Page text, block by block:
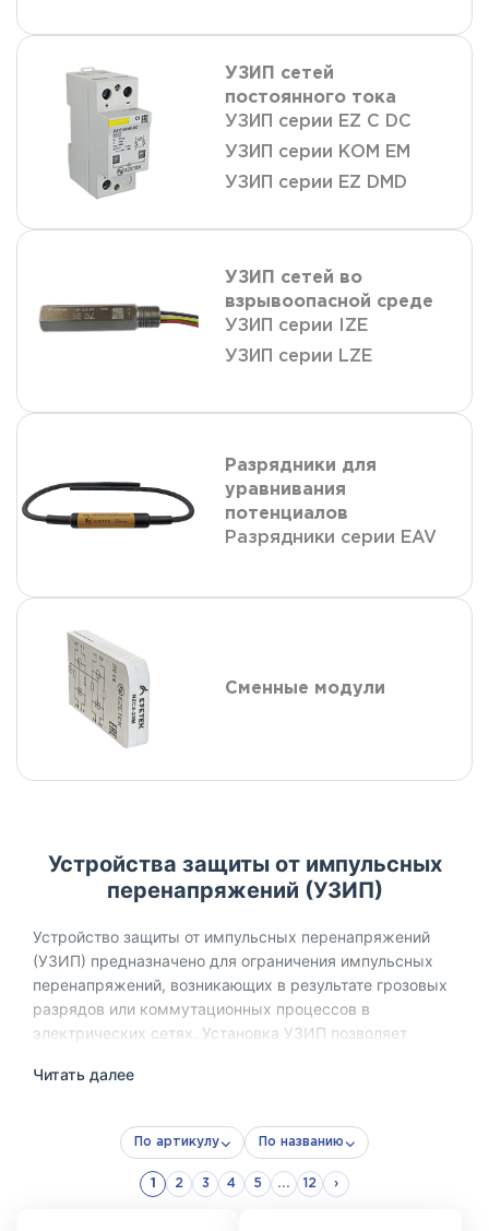
УЗИП сетей
постоянного тока
УЗИП серии EZ C DC
УЗИП серии КОМ ЕМ
УЗИП серии EZ DMD
УЗИП сетей во
взрывоопасной среде
УЗИП серии IZE
УЗИП серии LZE
Разрядники для
уравнивания
потенциалов
Разрядники серии EAV
Сменные модули
Устройства защиты от импульсных
перенапряжений (УЗИП)
Устройство защиты от импульсных перенапряжений
(УЗИП) предназначено для ограничения импульсных
перенапряжений, возникающих в результате грозовых
разрядов или коммутационных процессов в
электрических сетях. Установка УЗИП позволяет
вызванных резкими скачками напряжения, и повысить
В зависимости от уровня воздействия и зоны
установки, УЗИП делятся на классы испытаний I, II и III.
Устройства различаются по конструкции, способности
Читать далее
По артикулу По названию
1 2 3 4 5 ... 12 ›